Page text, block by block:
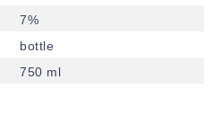
7%
bottle
750 ml